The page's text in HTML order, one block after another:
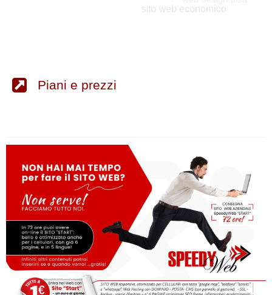
Piani e prezzi